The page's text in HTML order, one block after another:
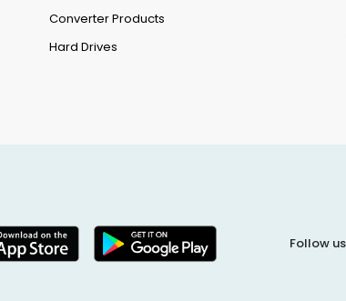
Converter Products
Hard Drives
Follow us